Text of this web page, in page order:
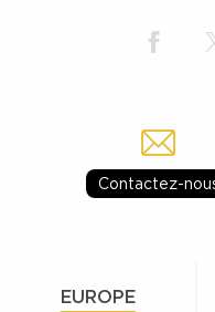
Contactez-
EUROPE